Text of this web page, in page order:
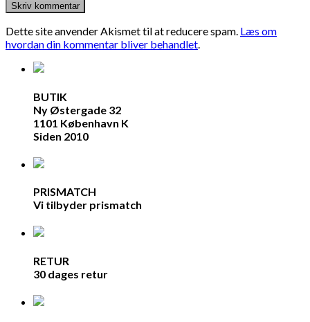
Dette site anvender Akismet til at reducere spam. Læs om
hvordan din kommentar bliver behandlet.
BUTIK
Ny Østergade 32
1101 København K
Siden 2010
PRISMATCH
Vi tilbyder prismatch
RETUR
30 dages retur